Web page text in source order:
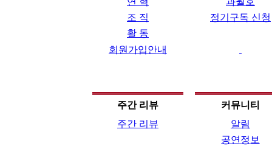
조 직
활 동
회원가입안내
정기구독 신청
주간 리뷰
주간 리뷰
커뮤니티
알림
공연정보